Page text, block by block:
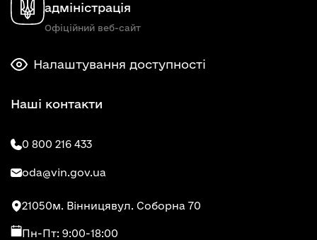
адміністрація
Офіційний веб-сайт
Налаштування доступності
Наші контакти
0 800 216 433
oda@vin.gov.ua
21050м. Вінницявул. Соборна 70
Пн-Пт: 9:00-18:00